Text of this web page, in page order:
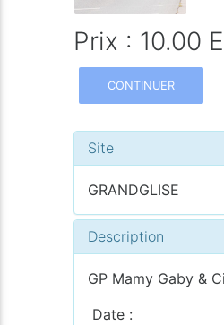
Prix : 10.00
CONTINUER
Site
GRANDGLISE
Description
GP Mamy Gaby &
Date :